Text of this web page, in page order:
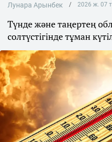
Лунара Арынбек 2026 ж. 07
Түнде және таңертең
солтүстігінде тұман